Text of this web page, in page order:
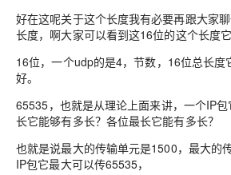
好在这呢关于这个长度我有必要再跟大家
长度，啊大家可以看到这16位的这个长度它
16位，一个udp的是4，节数，16位总长度
好。
65535，也就是从理论上面来讲，一个IP
长它能够有多长？各位最长它能有多长？
也就是说最大的传输单元是1500，最大的
IP包它最大可以传65535，